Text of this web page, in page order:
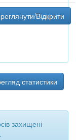
Відкрити
статистики
захищені